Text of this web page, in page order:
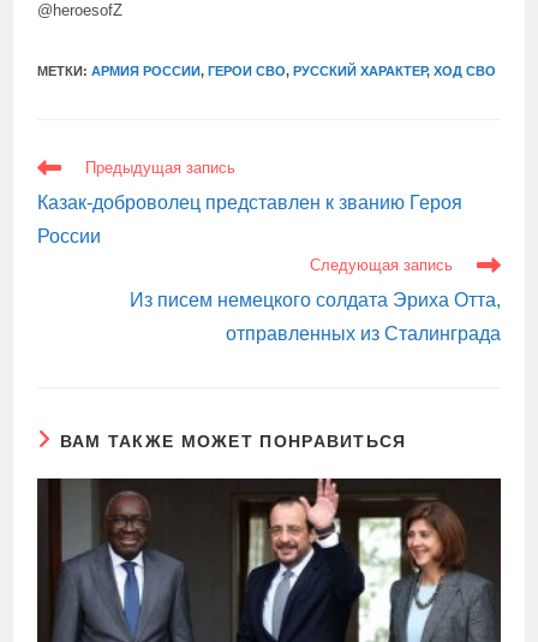
@heroesofZ
МЕТКИ:АРМИЯ РОССИИ, ГЕРОИ СВО, РУССКИЙ ХАРАКТЕР, ХОД СВО
ЕЩЕ
СТАТЬИ
Предыдущая запись
Казак-доброволец представлен к званию Героя
России
Следующая запись
Из писем немецкого солдата Эриха Отта,
отправленных из Сталинграда
ВАМ ТАКЖЕ МОЖЕТ ПОНРАВИТЬСЯ